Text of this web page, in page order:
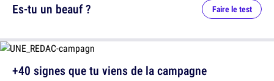
Es-tu un beauf ? Faire le test
+40 signes que tu viens de la campagne